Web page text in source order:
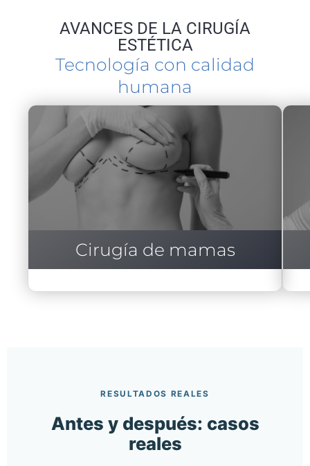
AVANCES DE LA CIRUGÍA
ESTÉTICA
Tecnología con calidad
humana
Cirugía de mamas
RESULTADOS REALES
Antes y después: casos
reales